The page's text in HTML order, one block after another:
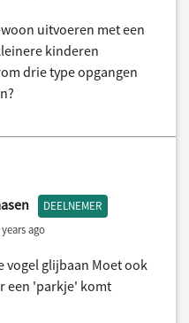
uitvoeren met een
kinderen
drie type opgangen
DEELNEMER
ago
vogel glijbaan Moet ook
een 'parkje' komt